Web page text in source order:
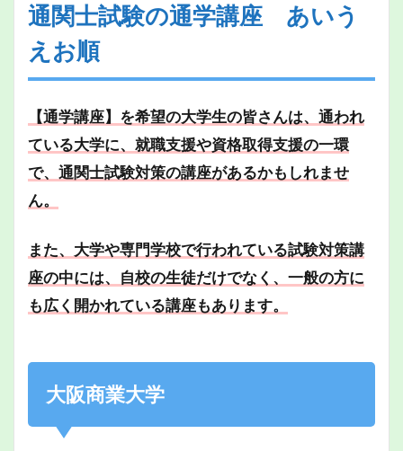
通関士試験の通学講座 あいう
えお順
【通学講座】を希望の大学生の皆さんは、通われ
ている大学に、就職支援や資格取得支援の一環
で、通関士試験対策の講座があるかもしれませ
ん。
また、大学や専門学校で行われている試験対策講
座の中には、自校の生徒だけでなく、一般の方に
も広く開かれている講座もあります。
大阪商業大学